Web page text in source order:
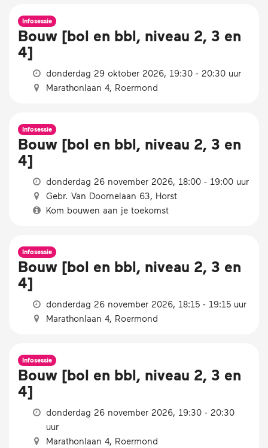
Infosessie
Bouw [bol en bbl, niveau 2, 3 en
4]
donderdag 29 oktober 2026, 19:30 - 20:30 uur
Marathonlaan 4, Roermond
Infosessie
Bouw [bol en bbl, niveau 2, 3 en
4]
donderdag 26 november 2026, 18:00 - 19:00 uur
Gebr. Van Doornelaan 63, Horst
Kom bouwen aan je toekomst
Infosessie
Bouw [bol en bbl, niveau 2, 3 en
4]
donderdag 26 november 2026, 18:15 - 19:15 uur
Marathonlaan 4, Roermond
Infosessie
Bouw [bol en bbl, niveau 2, 3 en
4]
donderdag 26 november 2026, 19:30 - 20:30
uur
Marathonlaan 4, Roermond